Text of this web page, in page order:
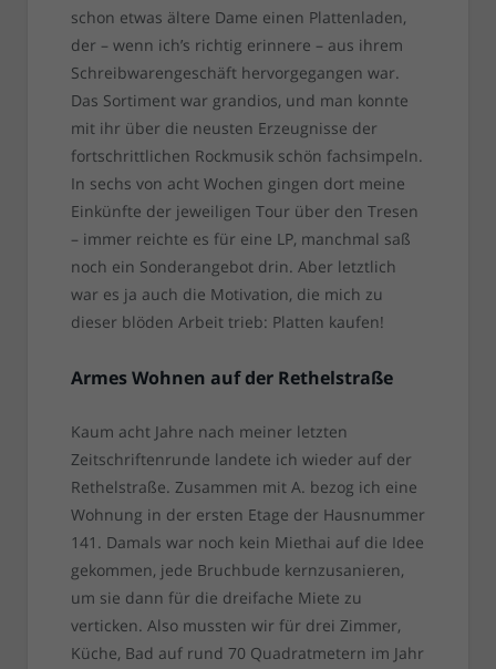
schon etwas ältere Dame einen Plattenladen,
der – wenn ich’s richtig erinnere – aus ihrem
Schreibwarengeschäft hervorgegangen war.
Das Sortiment war grandios, und man konnte
mit ihr über die neusten Erzeugnisse der
fortschrittlichen Rockmusik schön fachsimpeln.
In sechs von acht Wochen gingen dort meine
Einkünfte der jeweiligen Tour über den Tresen
– immer reichte es für eine LP, manchmal saß
noch ein Sonderangebot drin. Aber letztlich
war es ja auch die Motivation, die mich zu
dieser blöden Arbeit trieb: Platten kaufen!
Armes Wohnen auf der Rethelstraße
Kaum acht Jahre nach meiner letzten
Zeitschriftenrunde landete ich wieder auf der
Rethelstraße. Zusammen mit A. bezog ich eine
Wohnung in der ersten Etage der Hausnummer
141. Damals war noch kein Miethai auf die Idee
gekommen, jede Bruchbude kernzusanieren,
um sie dann für die dreifache Miete zu
verticken. Also mussten wir für drei Zimmer,
Küche, Bad auf rund 70 Quadratmetern im Jahr